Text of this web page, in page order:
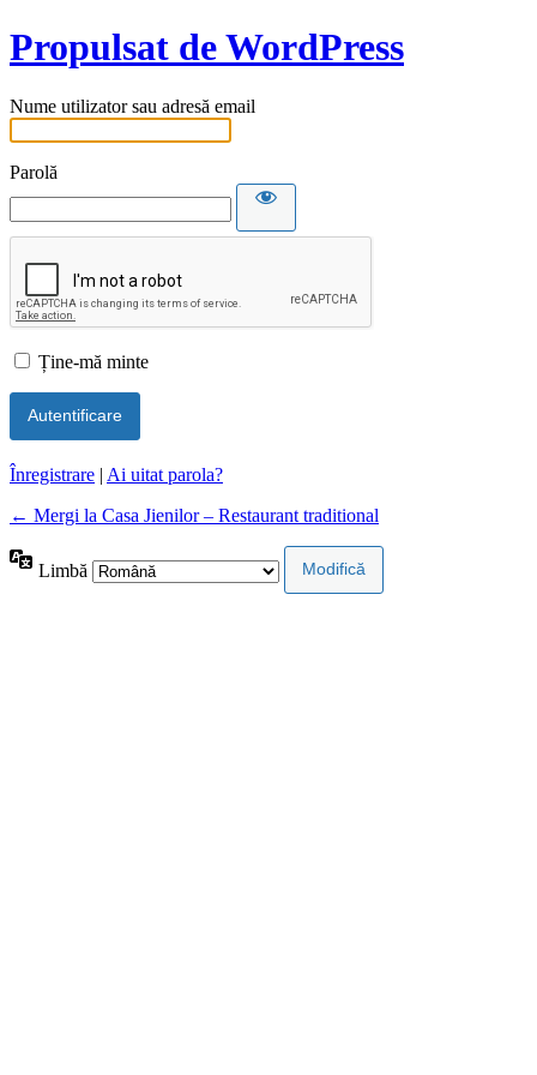
Propulsat de WordPress
Nume utilizator sau adresă email
Parolă
Ține-mă minte
Înregistrare | Ai uitat parola?
← Mergi la Casa Jienilor – Restaurant traditional
Limbă